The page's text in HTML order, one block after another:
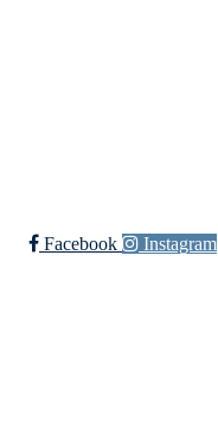
Facebook Instagram